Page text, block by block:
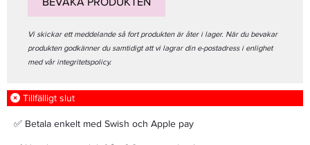
Vi skickar ett meddelande så fort produkten är åter i lager. När du bevakar
produkten godkänner du samtidigt att vi lagrar din e-postadress i enlighet
med vår integritetspolicy.
Tillfälligt slut
✅ Betala enkelt med Swish och Apple pay